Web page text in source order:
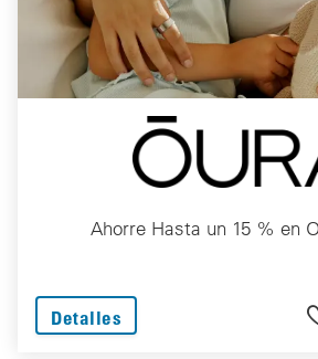
Ahorre Hasta un 15 % en
Detalles